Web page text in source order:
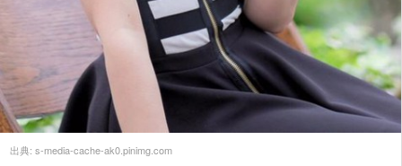
出典: s-media-cache-ak0.pinimg.com